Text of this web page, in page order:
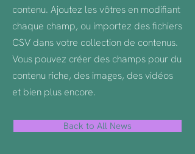
contenu. Ajoutez les vôtres en modifiant
chaque champ, ou importez des fichiers
CSV dans votre collection de contenus.
Vous pouvez créer des champs pour du
contenu riche, des images, des vidéos
et bien plus encore.
Back to All News